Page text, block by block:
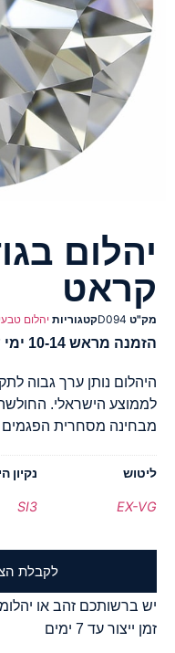
קראט
מק"ט D094קטגוריות יהלום
הזמנה מראש 10-14 ימי עסקים לייצור
היהלום נותן ערך גבוה
לממוצע הישראלי. החולשה
מבחינה מסחרית הפגמים
ליטוש
EX-VG
נקיון
SI3
לקבלת
יש ברשותכם זהב או
זמן ייצור עד 7 ימים